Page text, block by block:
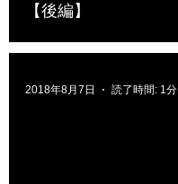
【後編】
2018年8月7日 読了時間: 1分